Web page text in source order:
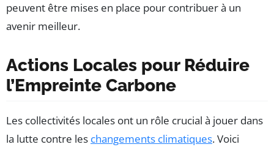
peuvent être mises en place pour contribuer à un
avenir meilleur.
Actions Locales pour Réduire
l’Empreinte Carbone
Les collectivités locales ont un rôle crucial à jouer dans
la lutte contre les changements climatiques. Voici